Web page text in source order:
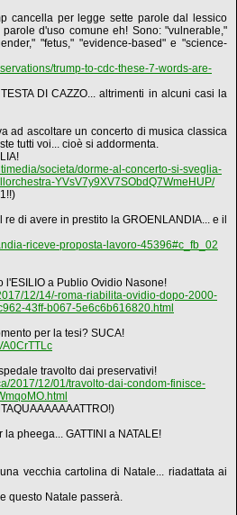
cancella per legge sette parole dal lessico
d'uso comune eh! Sono: "vulnerable,"
"fetus," "evidence-based" e "science-
trump-to-cdc-these-7-words-are-
DI CAZZO... altrimenti in alcuni casi la
ad ascoltare un concerto di musica classica
tutti voi... cioè si addormenta.
societa/dorme-al-concerto-si-sveglia-
YVsV7y9XV7SObdQ7WmeHUP/
di avere in prestito la GROENLANDIA... e il
riceve-proposta-lavoro-45396#c_fb_02
l'ESILIO a Publio Ovidio Nasone!
12/14/-roma-riabilita-ovidio-dopo-2000-
43ff-b067-5e6c6b616820.html
per la tesi? SUCA!
travolto dai preservativi!
2017/12/01/travolto-dai-condom-finisce-
pheega... GATTINI a NATALE!
vecchia cartolina di Natale... riadattata ai
questo Natale passerà.